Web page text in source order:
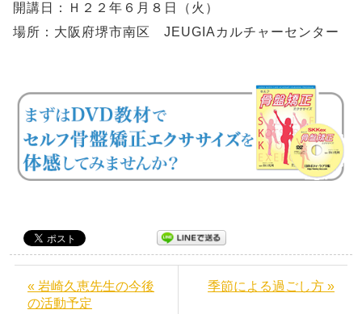
開講日：Ｈ２２年６月８日（火）
場所：大阪府堺市南区 JEUGIAカルチャーセンター
« 岩崎久恵先生の今後
の活動予定
季節による過ごし方 »